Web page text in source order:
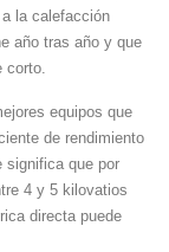
la calefacción
año tras año y que
equipos que
de rendimiento
que por
4 y 5 kilovatios
directa puede